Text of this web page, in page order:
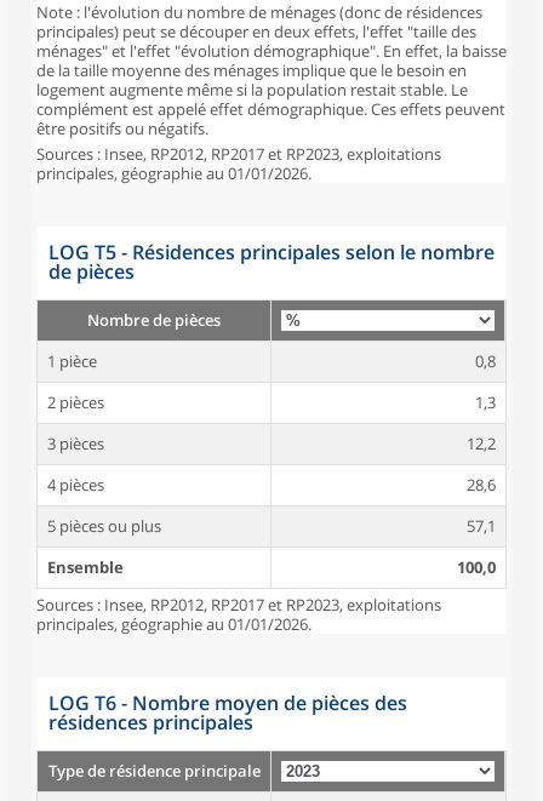
Note : l'évolution du nombre de ménages (donc de résidences
principales) peut se découper en deux effets, l'effet "taille des
ménages" et l'effet "évolution démographique". En effet, la baisse
de la taille moyenne des ménages implique que le besoin en
logement augmente même si la population restait stable. Le
complément est appelé effet démographique. Ces effets peuvent
être positifs ou négatifs.
Sources : Insee, RP2012, RP2017 et RP2023, exploitations
principales, géographie au 01/01/2026.
LOG T5 - Résidences principales selon le nombre
de pièces
Nombre de pièces
1 pièce
0,8
2 pièces
1,3
3 pièces
12,2
4 pièces
28,6
5 pièces ou plus
57,1
Ensemble
100,0
Sources : Insee, RP2012, RP2017 et RP2023, exploitations
principales, géographie au 01/01/2026.
LOG T6 - Nombre moyen de pièces des
résidences principales
Type de résidence principale